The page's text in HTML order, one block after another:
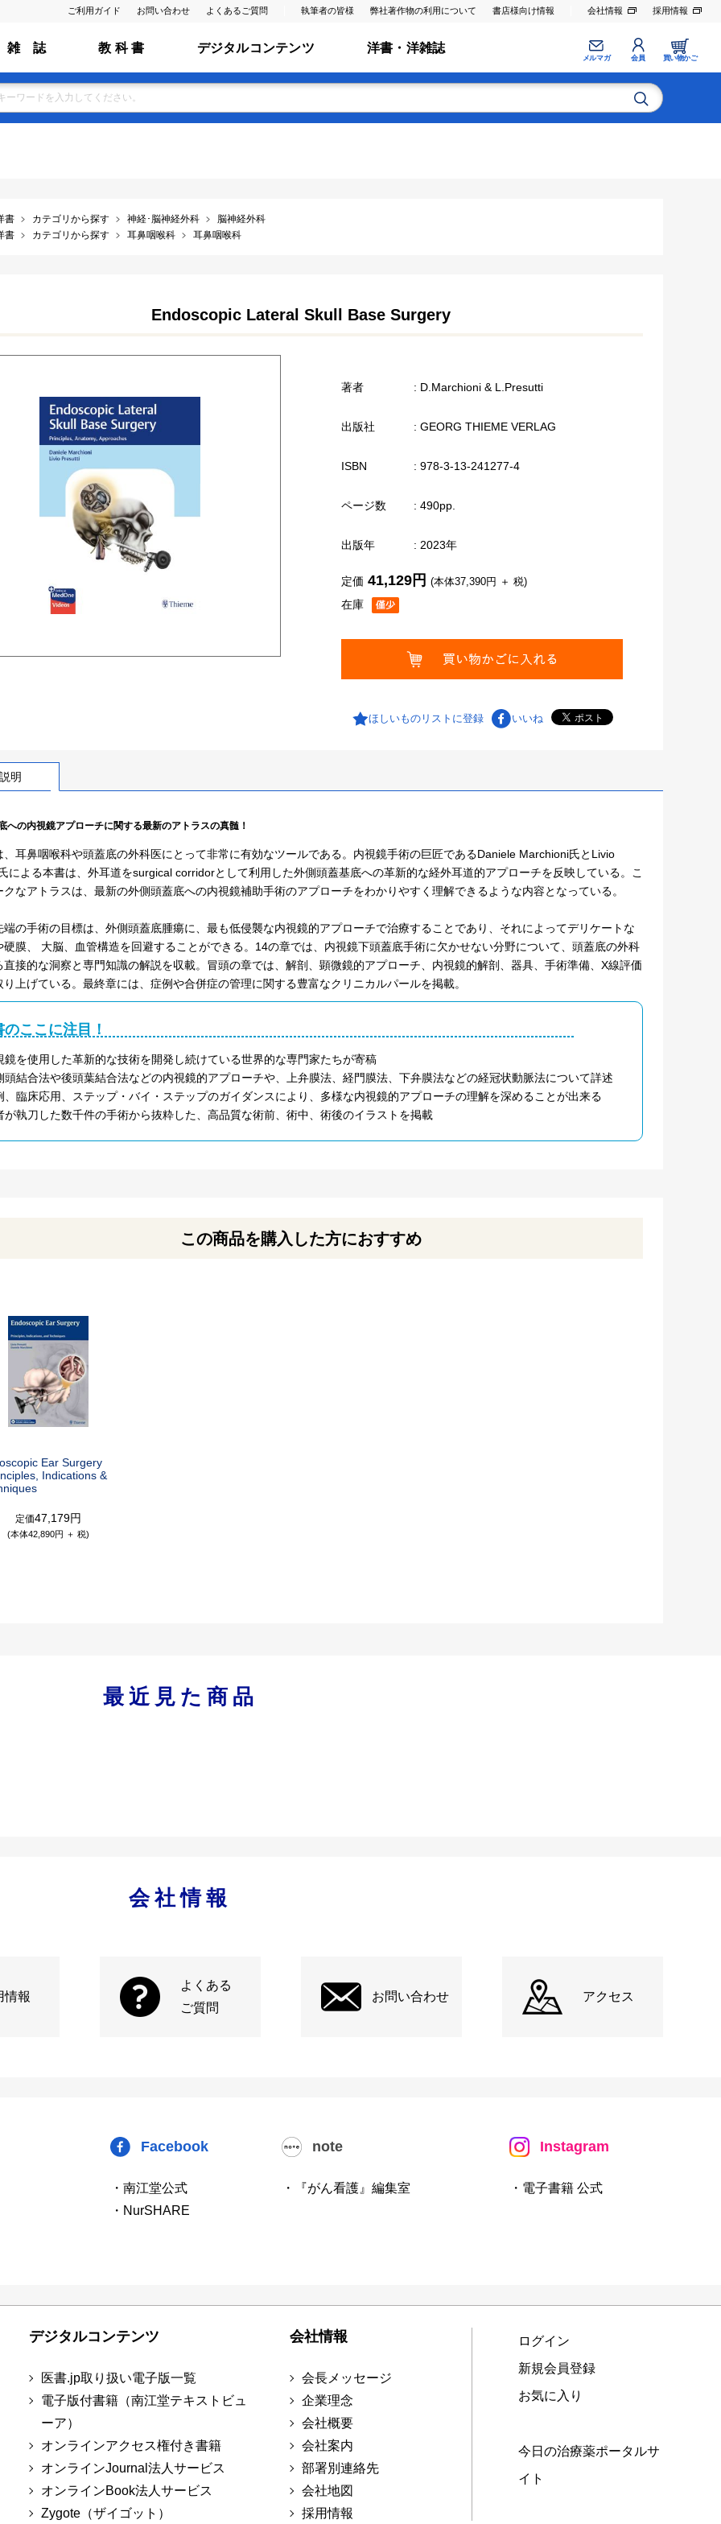
ご利用ガイド お問い合わせ よくあるご質問 執筆者の皆様 弊社著作物の利用について 書店様向け情報 会社情報 採用情報
雑 誌 教 科 書 デジタルコンテンツ 洋書・洋雑誌
メルマガ 会員 買い物かご
書 カテゴリから探す 神経･脳神経外科
脳神経外科
書 カテゴリから探す 耳鼻咽喉科 耳鼻咽喉科
Endoscopic Lateral Skull Base Surgery
著者 : D.Marchioni & L.Presutti
出版社 : GEORG THIEME VERLAG
ISBN : 978-3-13-241277-4
ページ数 : 490pp.
出版年 : 2023年
在庫
定価 41,129円 (本体37,390円 ＋ 税)
ほしいものリストに登録 いいね
明
への内視鏡アプローチに関する最新のアトラスの真髄！
、耳鼻咽喉科や頭蓋底の外科医にとって非常に有効なツールである。内視鏡手術の巨匠であるDaniele Marchioni氏とLivio
による本書は、外耳道をsurgical corridorとして利用した外側頭蓋基底への革新的な経外耳道的アプローチを反映している。こ
クなアトラスは、最新の外側頭蓋底への内視鏡補助手術のアプローチをわかりやすく理解できるような内容となっている。
端の手術の目標は、外側頭蓋底腫瘍に、最も低侵襲な内視鏡的アプローチで治療することであり、それによってデリケートな
硬膜、 大脳、血管構造を回避することができる。14の章では、内視鏡下頭蓋底手術に欠かせない分野について、頭蓋底の外科
直接的な洞察と専門知識の解説を収載。冒頭の章では、解剖、顕微鏡的アプローチ、内視鏡的解剖、器具、手術準備、X線評価
り上げている。最終章には、症例や合併症の管理に関する豊富なクリニカルパールを掲載。
のここに注目！
鏡を使用した革新的な技術を開発し続けている世界的な専門家たちが寄稿
頭結合法や後頭葉結合法などの内視鏡的アプローチや、上弁膜法、経門膜法、下弁膜法などの経冠状動脈法について詳述
、臨床応用、ステップ・バイ・ステップのガイダンスにより、多様な内視鏡的アプローチの理解を深めることが出来る
が執刀した数千件の手術から抜粋した、高品質な術前、術中、術後のイラストを掲載
この商品を購入した方におすすめ
Ear Surgery
Indications &
定価47,179円
(本体42,890円 ＋ 税)
最近見た商品
会社情報
情報
よくある
ご質問
お問い合わせ アクセス
Facebook
・南江堂公式
・NurSHARE
note
・『がん看護』編集室
Instagram
・電子書籍 公式
デジタルコンテンツ
医書.jp取り扱い電子版一覧
電子版付書籍（南江堂テキストビュ
ーア）
オンラインアクセス権付き書籍
オンラインJournal法人サービス
オンラインBook法人サービス
Zygote（ザイゴット）
会社情報
会長メッセージ
企業理念
会社概要
会社案内
部署別連絡先
会社地図
採用情報
ログイン
新規会員登録
お気に入り
今日の治療薬ポータルサ
イト